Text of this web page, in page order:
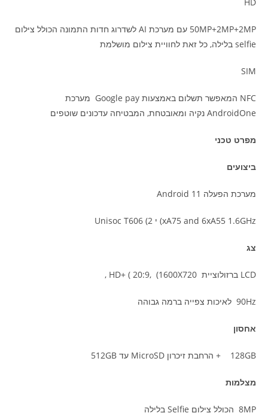
50MP+2MP+2MP עם מערכת AI לשדרוג חדות התמונה הכולל צילום
selfie בלילה, כל זאת לחוויית צילום מושלמת
SIM
NFC המאפשר תשלום באמצעות Google pay מערכת
AndroidOne נקיה ומאובטחת, המבטיחה עדכונים שוטפים
מפרט טכני
ביצועים
מערכת הפעלה Android 11
xA75 and 6xA55 1.6GHz) י Unisoc T606 (2
צג
LCD ברזולוציית HD+ ( 20:9, (1600X720 ,
90Hz לאיכות צפייה ברמה גבוהה
אחסון
128GB + הרחבת זיכרון MicroSD עד 512GB
מצלמות
8MP הכולל צילום Selfie בלילה